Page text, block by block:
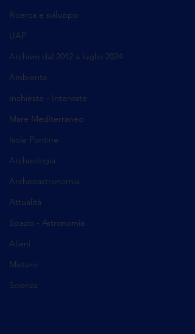
Ricerca e sviluppo
UAP
Archivio dal 2012 a luglio 2024
Ambiente
Inchieste - Interviste
Mare Mediterraneo
Isole Pontine
Archeologia
Archeoastronomia
Attualità
Spazio - Astronomia
Alieni
Mistero
Scienza